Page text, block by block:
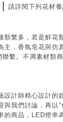
請詳閱下列花材
類繁多，若是鮮花
主，香氛皂花與仿
聯繫。不凋素材類
設計師精心設計的
與我們討論，再以 “
的商品， LED燈串